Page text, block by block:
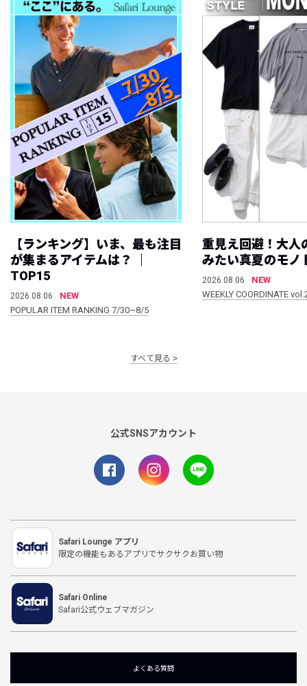
【ランキング】いま、最も注目
が集まるアイテムは？ ｜
TOP15
2026.08.06
NEW
POPULAR ITEM RANKING 7/30~8/5
重見え回避！大人
みたい真夏のモノ
2026.08.06
NEW
WEEKLY COORDINATE
すべて見る
公式SNSアカウント
Safari Lounge アプリ
限定の機能もあるアプリでサクサクお買い物
Safari Online
Safari公式ウェブマガジン
よくある質問